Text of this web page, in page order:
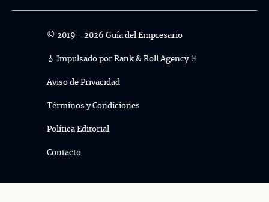
© 2019 - 2026 Guía del Empresario
🎸 Impulsado por Rank & Roll Agency 🤘
Aviso de Privacidad
Términos y Condiciones
Política Editorial
Contacto